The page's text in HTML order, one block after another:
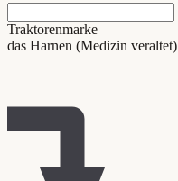
Traktorenmarke
das Harnen (Medizin veraltet)